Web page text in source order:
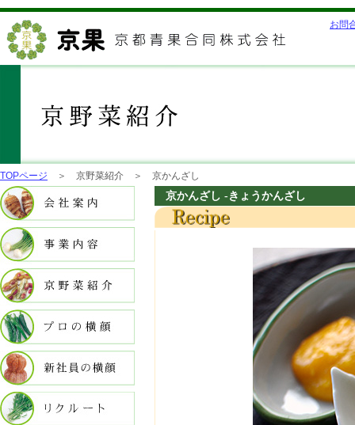
お問
TOPページ ＞ 京野菜紹介 ＞ 京かんざし
京かんざし -きょうかんざし